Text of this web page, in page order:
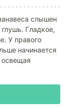
слышен
Гладкое,
У правого
начинается
освещая